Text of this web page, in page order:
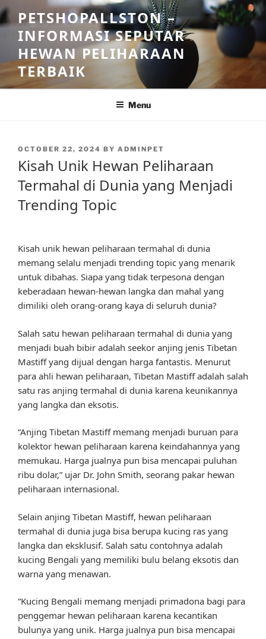
Skip
to
content
PETSHOPALLSTON –
INFORMASI SEPUTAR
HEWAN PELIHARAAN
TERBAIK
Menu
POSTED
ON
OCTOBER 22, 2024 BY ADMINPET
Kisah Unik Hewan Peliharaan
Termahal di Dunia yang Menjadi
Trending Topic
Kisah unik hewan peliharaan termahal di dunia
memang selalu menjadi trending topic yang menarik
untuk dibahas. Siapa yang tidak terpesona dengan
keberadaan hewan-hewan langka dan mahal yang
dimiliki oleh orang-orang kaya di seluruh dunia?
Salah satu hewan peliharaan termahal di dunia yang
menjadi buah bibir adalah seekor anjing jenis Tibetan
Mastiff yang dijual dengan harga fantastis. Menurut
para ahli hewan peliharaan, Tibetan Mastiff adalah salah
satu ras anjing termahal di dunia karena keunikannya
yang langka dan eksotis.
“Anjing Tibetan Mastiff memang menjadi buruan para
kolektor hewan peliharaan karena keindahannya yang
memukau. Harga jualnya pun bisa mencapai puluhan
ribu dolar,” ujar Dr. John Smith, seorang pakar hewan
peliharaan internasional.
Selain anjing Tibetan Mastiff, hewan peliharaan
termahal di dunia juga bisa berupa kucing ras yang
langka dan eksklusif. Salah satu contohnya adalah
kucing Bengali yang memiliki bulu belang eksotis dan
warna yang menawan.
“Kucing Bengali memang menjadi primadona bagi para
penggemar hewan peliharaan karena kecantikan
bulunya yang unik. Harga jualnya pun bisa mencapai